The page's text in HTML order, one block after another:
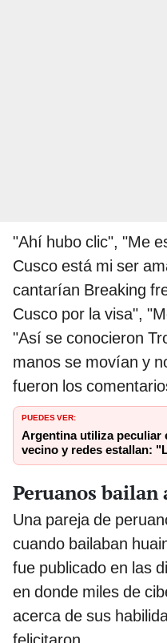
"Ahí hubo clic", "Me
Cusco está mi ser
cantarían Breaking
Cusco por la visa",
"Así se conocieron
manos se movían y
fueron los
PUEDES VER:
Argentina utiliza peculiar
vecino y redes estallan:
Peruanos
Una pareja de
cuando bailaban
fue publicado en las
en donde miles de
acerca de sus